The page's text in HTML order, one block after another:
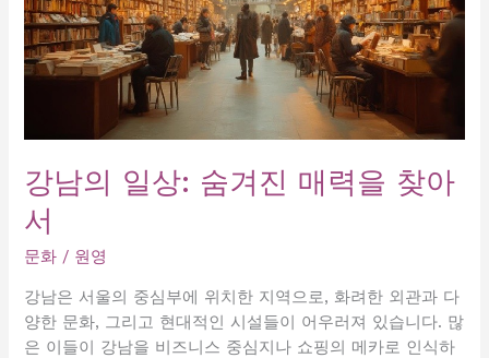
매
력
에
보
요!
강남의 일상: 숨겨진 매력을 찾아
서
문화 / 원영
강남은 서울의 중심부에 위치한 지역으로, 화려한 외관과 다
양한 문화, 그리고 현대적인 시설들이 어우러져 있습니다. 많
은 이들이 강남을 비즈니스 중심지나 쇼핑의 메카로 인식하